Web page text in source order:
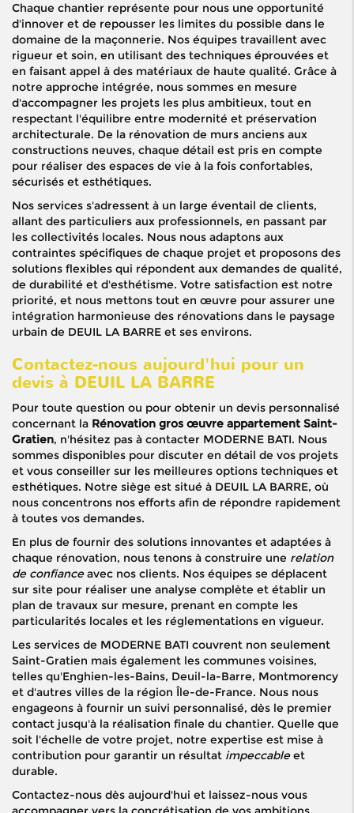
Chaque chantier représente pour nous une opportunité
d'innover et de repousser les limites du possible dans le
domaine de la maçonnerie. Nos équipes travaillent avec
rigueur et soin, en utilisant des techniques éprouvées et
en faisant appel à des matériaux de haute qualité. Grâce à
notre approche intégrée, nous sommes en mesure
d'accompagner les projets les plus ambitieux, tout en
respectant l'équilibre entre modernité et préservation
architecturale. De la rénovation de murs anciens aux
constructions neuves, chaque détail est pris en compte
pour réaliser des espaces de vie à la fois confortables,
sécurisés et esthétiques.
Nos services s'adressent à un large éventail de clients,
allant des particuliers aux professionnels, en passant par
les collectivités locales. Nous nous adaptons aux
contraintes spécifiques de chaque projet et proposons des
solutions flexibles qui répondent aux demandes de qualité,
de durabilité et d'esthétisme. Votre satisfaction est notre
priorité, et nous mettons tout en œuvre pour assurer une
intégration harmonieuse des rénovations dans le paysage
urbain de DEUIL LA BARRE et ses environs.
Contactez-nous aujourd'hui pour un
devis à DEUIL LA BARRE
Pour toute question ou pour obtenir un devis personnalisé
concernant la Rénovation gros œuvre appartement Saint-
Gratien, n'hésitez pas à contacter MODERNE BATI. Nous
sommes disponibles pour discuter en détail de vos projets
et vous conseiller sur les meilleures options techniques et
esthétiques. Notre siège est situé à DEUIL LA BARRE, où
nous concentrons nos efforts afin de répondre rapidement
à toutes vos demandes.
En plus de fournir des solutions innovantes et adaptées à
chaque rénovation, nous tenons à construire une relation
de confianceavec nos clients. Nos équipes se déplacent
sur site pour réaliser une analyse complète et établir un
plan de travaux sur mesure, prenant en compte les
particularités locales et les réglementations en vigueur.
Les services de MODERNE BATI couvrent non seulement
Saint-Gratien mais également les communes voisines,
telles qu'Enghien-les-Bains, Deuil-la-Barre, Montmorency
et d'autres villes de la région Île-de-France. Nous nous
engageons à fournir un suivi personnalisé, dès le premier
contact jusqu'à la réalisation finale du chantier. Quelle que
soit l'échelle de votre projet, notre expertise est mise à
contribution pour garantir un résultat impeccableet
durable.
Contactez-nous dès aujourd'hui et laissez-nous vous